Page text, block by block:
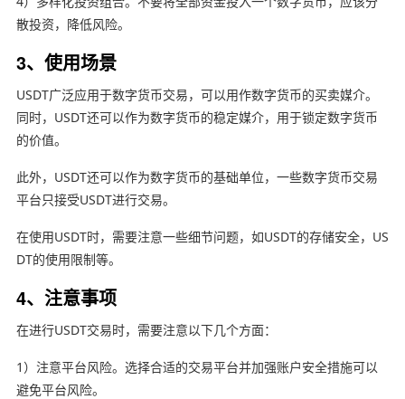
散投资，降低风险。
3、使用场景
USDT广泛应用于数字货币交易，可以用作数字货币的买卖媒介。
同时，USDT还可以作为数字货币的稳定媒介，用于锁定数字货币
的价值。
此外，USDT还可以作为数字货币的基础单位，一些数字货币交易
平台只接受USDT进行交易。
在使用USDT时，需要注意一些细节问题，如USDT的存储安全，US
DT的使用限制等。
4、注意事项
在进行USDT交易时，需要注意以下几个方面：
1）注意平台风险。选择合适的交易平台并加强账户安全措施可以
避免平台风险。